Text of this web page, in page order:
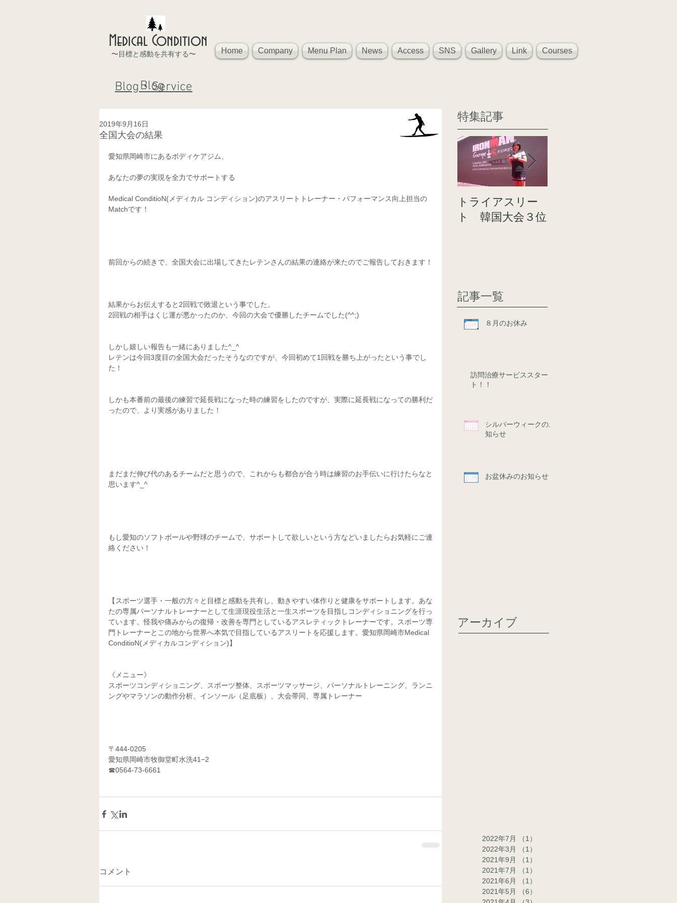
Medical Condition
〜目標と感動を共有する〜 Home Company Menu Plan News Access SNS Gallery Link Courses
Blog
Blog・Service
全国大会の結果
2019年9月16日
愛知県岡崎市にあるボディケアジム、
あなたの夢の実現を全力でサポートする
Medical ConditioN(メディカル コンディション)のアスリートトレーナー・パフォーマンス向上担当の
Matchです！
前回からの続きで、全国大会に出場してきたレテンさんの結果の連絡が来たのでご報告しておきます！
結果からお伝えすると2回戦で敗退という事でした。
2回戦の相手はくじ運が悪かったのか、今回の大会で優勝したチームでした(^^;)
しかし嬉しい報告も一緒にありました^_^
レテンは今回3度目の全国大会だったそうなのですが、今回初めて1回戦を勝ち上がったという事でし
た！
しかも本番前の最後の練習で延長戦になった時の練習をしたのですが、実際に延長戦になっての勝利だ
ったので、より実感がありました！
まだまだ伸び代のあるチームだと思うので、これからも都合が合う時は練習のお手伝いに行けたらなと
思います^_^
もし愛知のソフトボールや野球のチームで、サポートして欲しいという方などいましたらお気軽にご連
絡ください！
【スポーツ選手・一般の方々と目標と感動を共有し、動きやすい体作りと健康をサポートします。あな
たの専属パーソナルトレーナーとして生涯現役生活と一生スポーツを目指しコンディショニングを行っ
ています。怪我や痛みからの復帰・改善を専門としているアスレティックトレーナーです。スポーツ専
門トレーナーとこの地から世界へ本気で目指しているアスリートを応援します。愛知県岡崎市Medical
ConditioN(メディカルコンディション)】
《メニュー》
スポーツコンディショニング、スポーツ整体、スポーツマッサージ、パーソナルトレーニング、ランニ
ングやマラソンの動作分析、インソール（足底板）、大会帯同、専属トレーナー
〒444-0205
愛知県岡崎市牧御堂町水洗41−2
☎0564-73-6661
コメント
特集記事
トライアスリー
ト 韓国大会３位
記事一覧
８月のお休み
訪問治療サービススター
ト！！
シルバーウィークのお
知らせ
お盆休みのお知らせ
アーカイブ
2022年7月 （1）
2022年3月
（1）
2021年9月
（1）
2021年7月
（1）
2021年6月
（1）
2021年5月
（6）